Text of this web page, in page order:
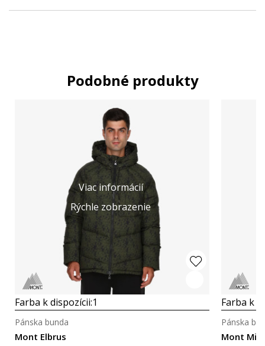
Podobné produkty
Viac informácií
Rýchle zobrazenie
Farba k dispozícii:1
Mont Elbrus
Pánska bunda
Farba k
Mont Mir
Pánska